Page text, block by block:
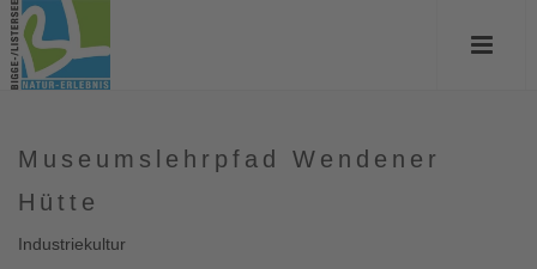
Museumslehrpfad Wendener
Hütte
Industriekultur